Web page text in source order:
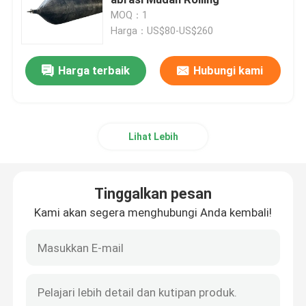
Kapal Peluncuran Airbag
Balon Peluncuran Kapal
Tabung Penyelamatan yang Bisa Diinflasi
Rol Kantung Udara
Tas Udara Inflatable Tugas Berat
MOQ：1
Harga：US$80-US$260
Harga terbaik Hubungi kami
Lihat Lebih
Tinggalkan pesan
Kami akan segera menghubungi Anda kembali!